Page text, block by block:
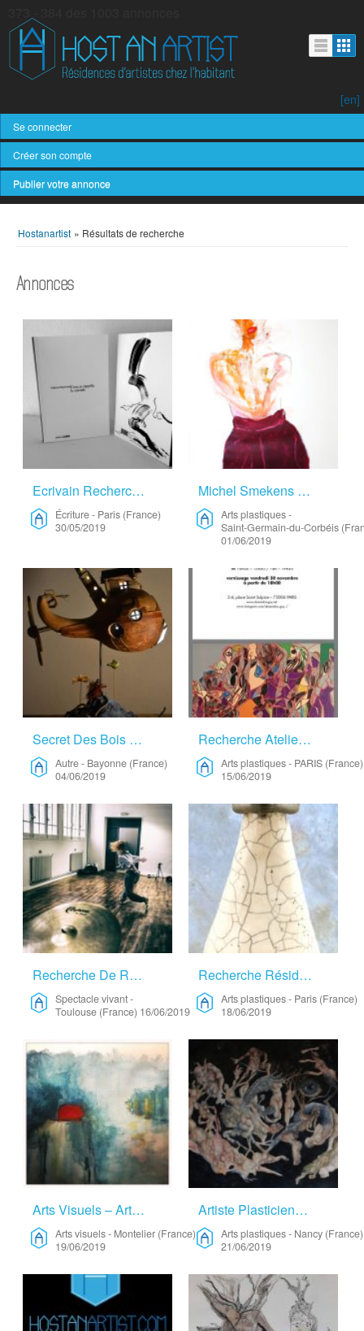
Se connecter
Créer son compte
[en]
Publier votre annonce
Hostanartist » Résultats de recherche
Annonces
Ecrivain Recherche Résidence – Écriture
Écriture- Paris (France)
30/05/2019
Michel Smekens Artiste Professionnel – Arts Plastiques
Arts plastiques-
Saint-Germain-du-Corbéis
01/06/2019
Secret Des Bois – Autre
Autre- Bayonne (France)
04/06/2019
Recherche Atelier D’artiste – Arts Plastiques
Arts plastiques- PARIS (France)
15/06/2019
Recherche De Résiedence En Pleine Nature – Spectacle Vivant
Spectacle vivant-
Toulouse (France) 16/06/2019
Recherche Résidence à Long Terme – Arts Plastiques
Arts plastiques- Paris (France)
18/06/2019
Arts Visuels – Arts Visuels
Arts visuels- Montelier (France)
19/06/2019
Artiste Plasticienne Recherche Un Lieu De Résidence – Arts Plastiques
Arts plastiques- Nancy (France)
21/06/2019